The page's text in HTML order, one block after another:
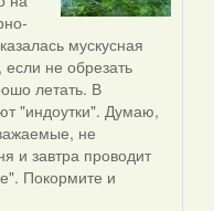
мускусная
не обрезать
летать. В
"индоутки". Думаю,
не
и завтра проводит
Покормите и